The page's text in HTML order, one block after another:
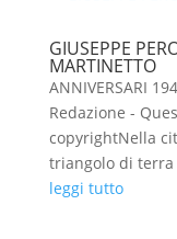
GIUSEPPE
MARTINETTO
ANNIVERSARI
Redazione -
copyrightNella
triangolo di terra
leggi tutto